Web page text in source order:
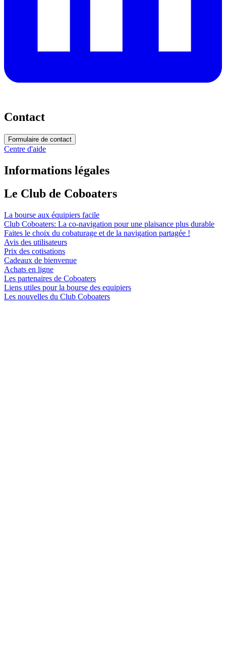
Contact
Formulaire de contact
Centre d'aide
Informations légales
Le Club de Coboaters
La bourse aux équipiers facile
Club Coboaters: La co-navigation pour une plaisance plus durable
Faites le choix du cobaturage et de la navigation partagée !
Avis des utilisateurs
Prix des cotisations
Cadeaux de bienvenue
Achats en ligne
Les partenaires de Coboaters
Liens utiles pour la bourse des equipiers
Les nouvelles du Club Coboaters